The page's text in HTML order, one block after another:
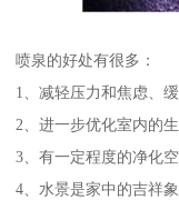
喷泉的好处有很多：
1、减轻压力和焦虑、
2、进一步优化室内的
3、有一定程度的净化空
4、水景是家中的吉祥象